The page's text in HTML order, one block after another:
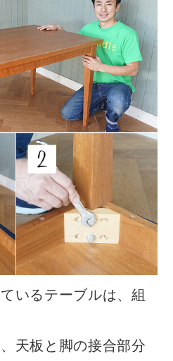
いるテーブルは、組
天板と脚の接合部分